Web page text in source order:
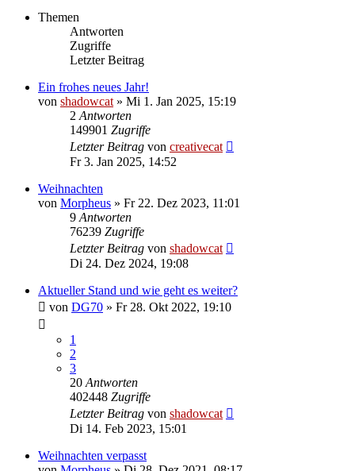
Themen
Antworten
Zugriffe
Letzter Beitrag
Ein frohes neues Jahr!
von shadowcat » Mi 1. Jan 2025, 15:19
2 Antworten
149901 Zugriffe
Letzter Beitrag von creativecat
Fr 3. Jan 2025, 14:52
Weihnachten
von Morpheus » Fr 22. Dez 2023, 11:01
9 Antworten
76239 Zugriffe
Letzter Beitrag von shadowcat
Di 24. Dez 2024, 19:08
Aktueller Stand und wie geht es weiter?
von DG70 » Fr 28. Okt 2022, 19:10
1
2
3
20 Antworten
402448 Zugriffe
Letzter Beitrag von shadowcat
Di 14. Feb 2023, 15:01
Weihnachten verpasst